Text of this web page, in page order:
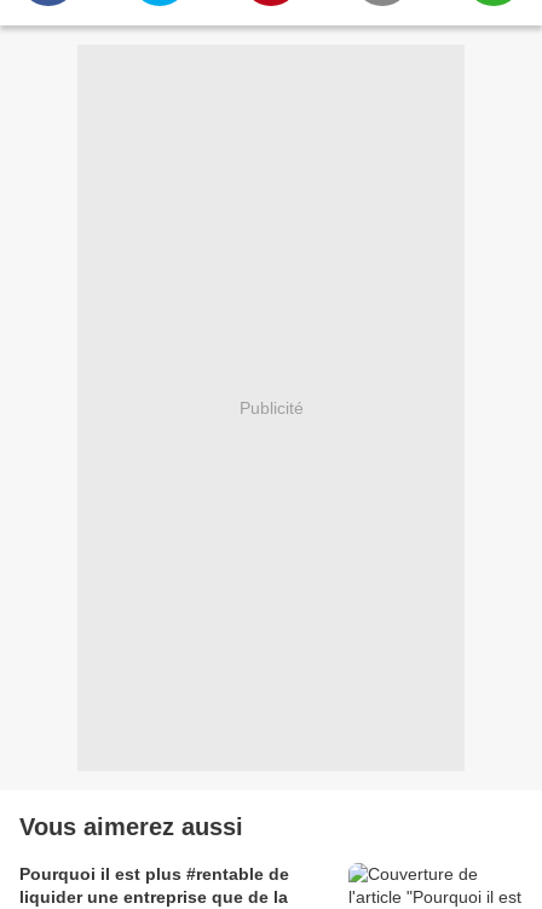
Publicité
Vous aimerez aussi
Pourquoi il est plus #rentable de
liquider une entreprise que de la